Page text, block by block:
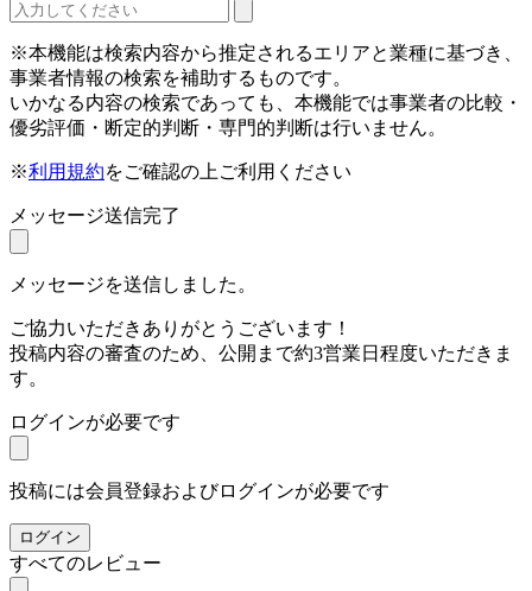
※本機能は検索内容から推定されるエリアと業種に基づき、
事業者情報の検索を補助するものです。
いかなる内容の検索であっても、本機能では事業者の比較・
優劣評価・断定的判断・専門的判断は行いません。
※利用規約をご確認の上ご利用ください
メッセージ送信完了
メッセージを送信しました。
ご協力いただきありがとうございます！
投稿内容の審査のため、公開まで約3営業日程度いただきま
す。
ログインが必要です
投稿には会員登録およびログインが必要です
ログイン
すべてのレビュー